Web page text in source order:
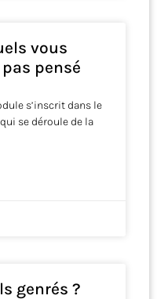
vous
pensé
s’inscrit dans le
se déroule de la
genrés ?